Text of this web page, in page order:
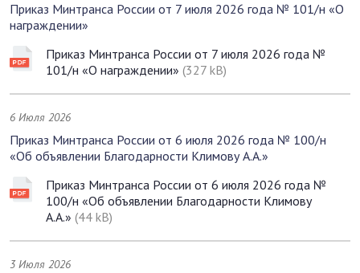
Приказ Минтранса России от 7 июля 2026 года № 101/н «О
награждении»
Приказ Минтранса России от 7 июля 2026 года №
101/н «О награждении» (327 kB)
6 Июля 2026
Приказ Минтранса России от 6 июля 2026 года № 100/н
«Об объявлении Благодарности Климову А.А.»
Приказ Минтранса России от 6 июля 2026 года №
100/н «Об объявлении Благодарности Климову
А.А.» (44 kB)
3 Июля 2026